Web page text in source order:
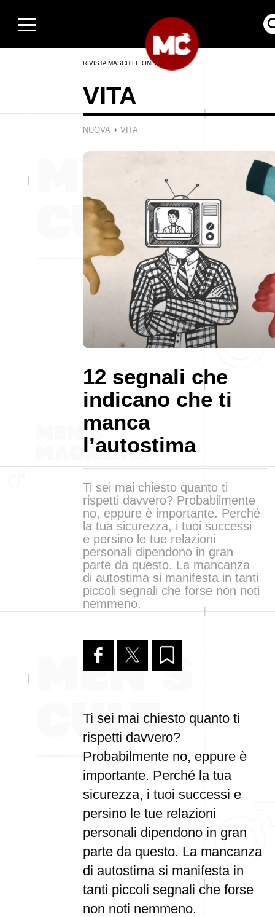
RIVISTA MASCHILE ONLINE
VITA
NUOVA › VITA
12 segnali che
indicano che ti
manca
l’autostima
Ti sei mai chiesto quanto ti
rispetti davvero? Probabilmente
no, eppure è importante. Perché
la tua sicurezza, i tuoi successi
e persino le tue relazioni
personali dipendono in gran
parte da questo. La mancanza
di autostima si manifesta in tanti
piccoli segnali che forse non noti
nemmeno.
Ti sei mai chiesto quanto ti
rispetti davvero?
Probabilmente no, eppure è
importante. Perché la tua
sicurezza, i tuoi successi e
persino le tue relazioni
personali dipendono in gran
parte da questo. La mancanza
di autostima si manifesta in
tanti piccoli segnali che forse
non noti nemmeno.